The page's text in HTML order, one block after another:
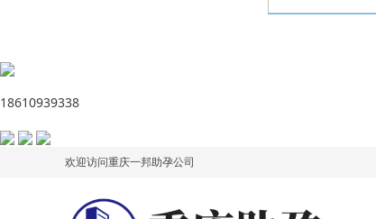
18610939338
欢迎访问重庆一邦助孕公司